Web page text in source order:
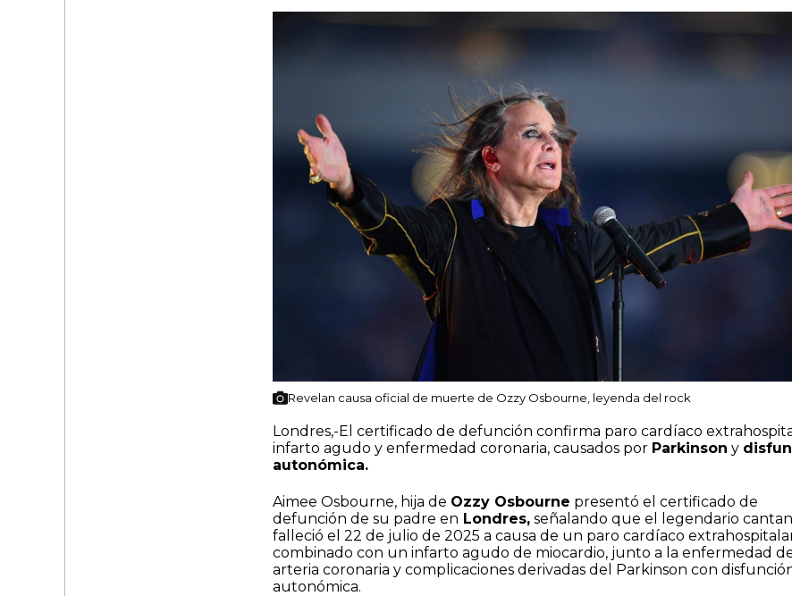
Revelan causa oficial de muerte de Ozzy Osbourne, leyenda del rock
Londres,-El certificado de defunción confirma paro cardíaco
infarto agudo y enfermedad coronaria, causados por Parkinson y
autonómica.
Aimee Osbourne, hija de Ozzy Osbourne presentó el certificado de
defunción de su padre en Londres, señalando que el legendario
falleció el 22 de julio de 2025 a causa de un paro cardíaco
combinado con un infarto agudo de miocardio, junto a la enfermedad
arteria coronaria y complicaciones derivadas del Parkinson con
autonómica.